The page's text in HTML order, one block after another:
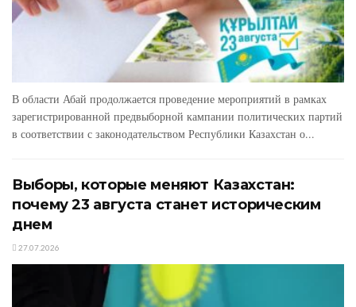
В области Абай продолжается проведение мероприятий в рамках
зарегистрированной предвыборной кампании политических партий
в соответствии с законодательством Республики Казахстан о...
Выборы, которые меняют Казахстан:
почему 23 августа станет историческим
днем
27.07.2026